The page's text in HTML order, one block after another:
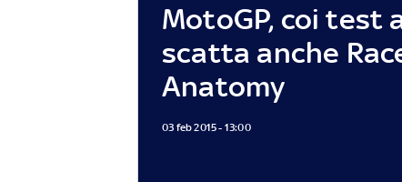
MotoGP, coi test
scatta anche
Anatomy
03 feb 2015 - 13:00